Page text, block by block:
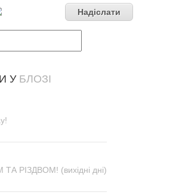
У БЛОЗІ
РІЗДВОМ! (вихідні дні)